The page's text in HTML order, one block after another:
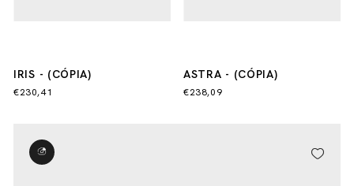
IRIS - (CÓPIA)
€230,41
ASTRA - (CÓPIA)
€238,09